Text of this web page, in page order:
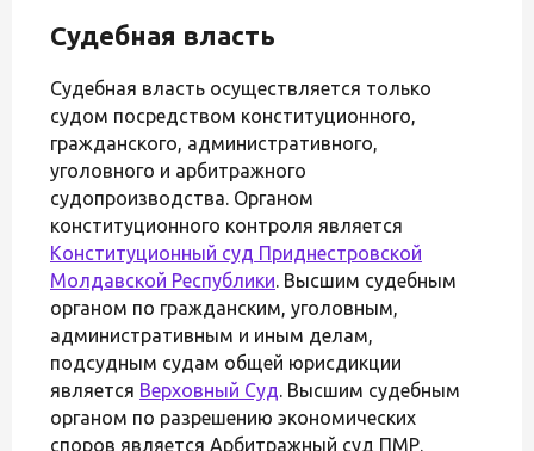
Судебная власть
Судебная власть осуществляется только
судом посредством конституционного,
гражданского, административного,
уголовного и арбитражного
судопроизводства. Органом
конституционного контроля является
Конституционный суд Приднестровской
Молдавской Республики. Высшим судебным
органом по гражданским, уголовным,
административным и иным делам,
подсудным судам общей юрисдикции
является Верховный Суд. Высшим судебным
органом по разрешению экономических
споров является Арбитражный суд ПМР.